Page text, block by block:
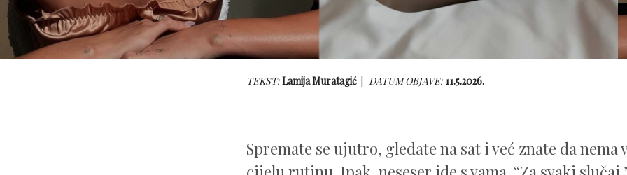
TEKST:Lamija Muratagić DATUM OBJAVE:11.5.2026.
Spremate se ujutro, gledate na sat i već znate da nema